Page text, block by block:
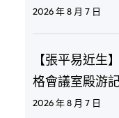
2026 年 8 月 7 日
【張平易近生
格會議室殿游
2026 年 8 月 7 日